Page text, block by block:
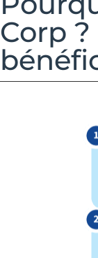
Corp